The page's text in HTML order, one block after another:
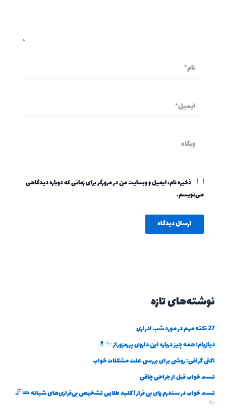
ذخیره نام، ایمیل و وبسایت من در مرورگر برای زمانی که دوباره دیدگاهی
می‌نویسم.
نوشته‌های تازه
27 نکته مهم در مورد شب ادراری
دیازپام؛ همه چیز درباره این داروی پررمزوراز ✨💊
اکتی گرافی: روشی برای بررسی علت مشکلات خواب
تست خواب قبل از جراحی چاقی
تست خواب در سندرم پای بی قرار | کلید طلایی تشخیص بی‌قراری‌های شبانه 🛌🦵
✨